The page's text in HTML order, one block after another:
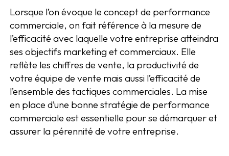
Lorsque l’on évoque le concept de performance
commerciale, on fait référence à la mesure de
l’efficacité avec laquelle votre entreprise atteindra
ses objectifs marketing et commerciaux. Elle
reflète les chiffres de vente, la productivité de
votre équipe de vente mais aussi l’efficacité de
l’ensemble des tactiques commerciales. La mise
en place d’une bonne stratégie de performance
commerciale est essentielle pour se démarquer et
assurer la pérennité de votre entreprise.